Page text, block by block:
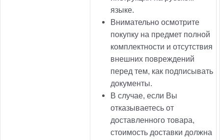
языке.
Внимательно осмотрите
покупку на предмет полной
комплектности и отсутствия
внешних повреждений
перед тем, как подписывать
документы.
В случае, если Вы
отказываетесь от
доставленного товара,
стоимость доставки должна